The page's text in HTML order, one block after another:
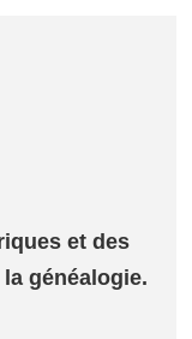
et des
généalogie.